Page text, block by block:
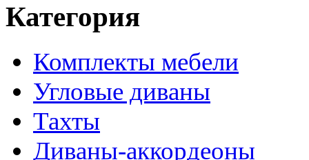
Категория
Комплекты мебели
Угловые диваны
Тахты
Диваны-аккордеоны